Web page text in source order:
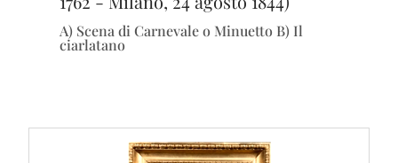
A) Scena di Carnevale o Minuetto B) Il
ciarlatano